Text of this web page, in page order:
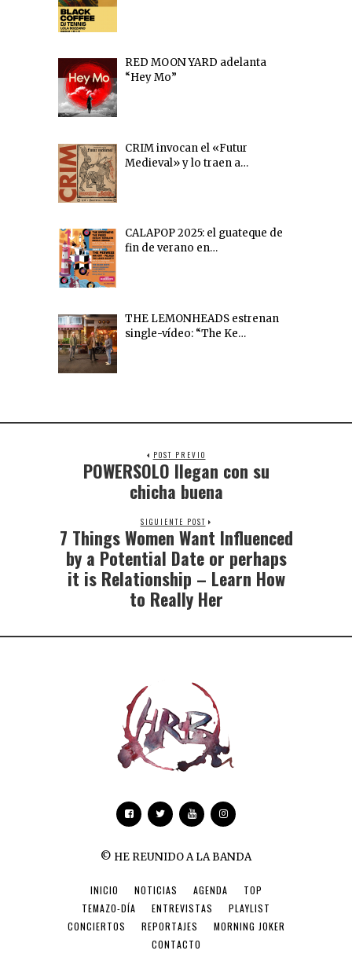
RED MOON YARD adelanta
“Hey Mo”
CRIM invocan el «Futur
Medieval» y lo traen a…
CALAPOP 2025: el guateque de
fin de verano en…
THE LEMONHEADS estrenan
single-vídeo: “The Ke…
POST PREVIO
POWERSOLO llegan con su
chicha buena
SIGUIENTE POST
7 Things Women Want Influenced
by a Potential Date or perhaps
it is Relationship – Learn How
to Really Her
© HE REUNIDO A LA BANDA
INICIO NOTICIAS AGENDA
TOP
TEMAZO-DÍA
ENTREVISTAS
PLAYLIST
CONCIERTOS
REPORTAJES
MORNING JOKER
CONTACTO